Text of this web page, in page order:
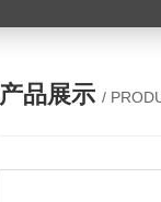
产品展示 /